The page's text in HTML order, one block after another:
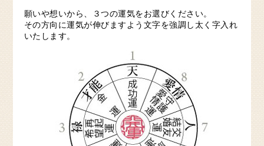
願いや想いから、３つの運気をお選びください。
その方向に運気が伸びますよう文字を強調し太く字入れ
いたします。